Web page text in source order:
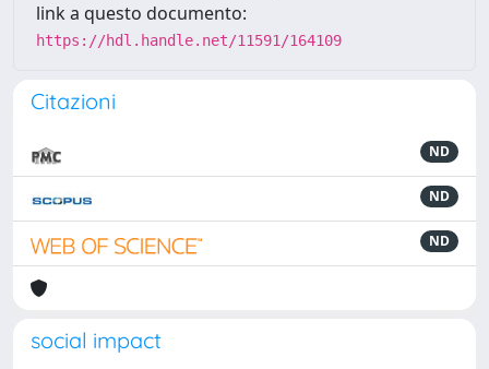
link a questo documento:
https://hdl.handle.net/11591/164109
Citazioni
ND
ND
ND
social impact